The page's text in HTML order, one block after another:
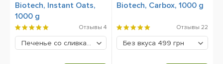
Biotech, Instant Oats,
1000 g
Отзывы 4
Печенье со сливками 459 грн
Biotech, Carbox, 1000 g
Отзывы 22
Без вкуса 499 грн